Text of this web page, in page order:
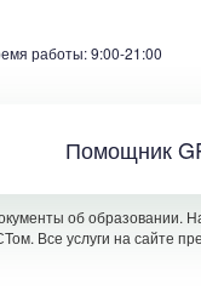
работы: 9:00-21:00
Помощник
об образовании.
Все услуги на сайте